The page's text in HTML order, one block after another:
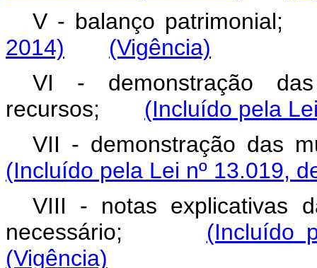
V - balanço
2014)
(Vigência)
VI - demonstração
recursos; (Incluído pela
VII - demonstração
(Incluído pela Lei nº 13.019,
VIII - notas explicativas
necessário; (Incluído
(Vigência)